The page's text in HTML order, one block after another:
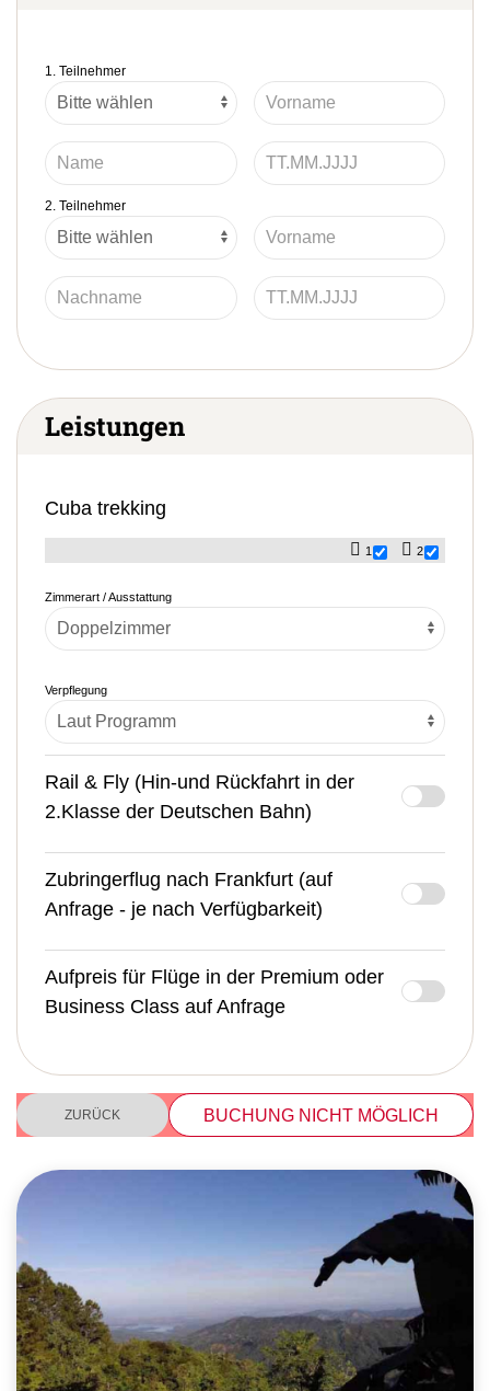
1. Teilnehmer
2. Teilnehmer
Leistungen
Cuba trekking
1 2
Zimmerart / Ausstattung
Verpflegung
Rail & Fly (Hin-und Rückfahrt in der
2.Klasse der Deutschen Bahn)
Zubringerflug nach Frankfurt (auf
Anfrage - je nach Verfügbarkeit)
Aufpreis für Flüge in der Premium oder
Business Class auf Anfrage
ZURÜCK BUCHUNG NICHT MÖGLICH